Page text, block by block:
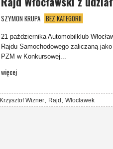
SZYMON KRUPA BEZ KATEGORII
21 października Automobilklub
Rajdu Samochodowego zaliczaną
PZM w Konkursowej...
więcej
Krzysztof Wizner, Rajd , Włocławek